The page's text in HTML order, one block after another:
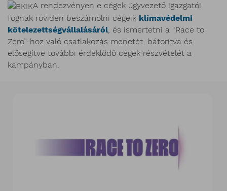
A rendezvényen e cégek ügyvezető igazgatói
fognak röviden beszámolni cégeik klímavédelmi
kötelezettségvállalásáról, és ismertetni a “Race to
Zero”-hoz való csatlakozás menetét, bátorítva és
elősegítve további érdeklődő cégek részvételét a
kampányban.